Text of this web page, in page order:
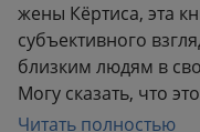
жены Кёртиса, эта
субъективного
близким людям в
Могу сказать, что
откладывала этот
Читать полностью